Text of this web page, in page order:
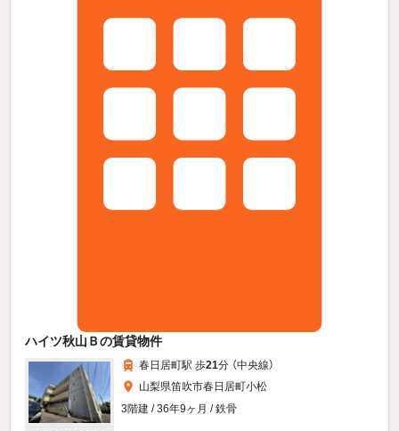
ハイツ秋山Ｂの賃貸物件
春日居町駅 歩21分 （中央線）
山梨県笛吹市春日居町小松
3階建 / 36年9ヶ月 / 鉄骨